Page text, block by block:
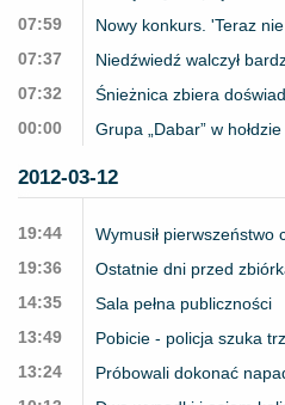
07:59
Nowy konkurs. 'Teraz
07:37
Niedźwiedź walczył
07:32
Śnieżnica zbiera
00:00
Grupa „Dabar” w
2012-03-12
19:44
Wymusił pierwszeństwo
19:36
Ostatnie dni przed
14:35
Sala pełna publiczności
13:49
Pobicie - policja szuka
13:24
Próbowali dokonać